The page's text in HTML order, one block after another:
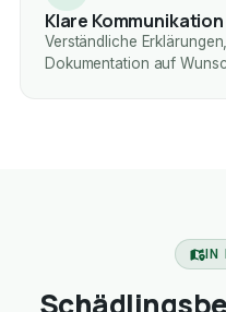
Klare Kommunikation
Verständliche
Dokumentation auf
IN